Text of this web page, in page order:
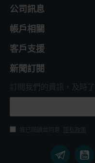
公司訊息
帳戶相關
客戶支援
新聞訂閱
訂閱我們的資訊，及時
隱私政策